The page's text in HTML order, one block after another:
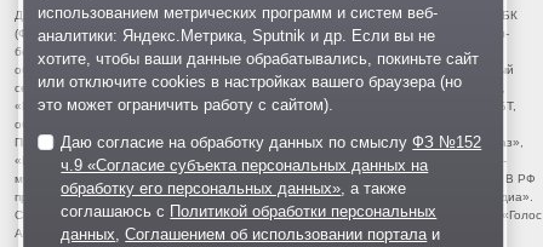
Для читателей: В России признаны экстремистскими и запрещены организации ФБК
(Фонд борьбы с коррупцией, признан иноагентом), Штабы Навального, «Национал-
большевистская партия», «Свидетели Иеговы», «Армия воли народа», «Русский
общенациональный союз», «Движение против нелегальной иммиграции», «Правый
сектор», УНА-УНСО, УПА, «Тризуб им. Степана Бандеры», «Мизантропик дивижн»,
«Меджлис крымскотатарского народа», движение «Артподготовка», движение ЛГБТ,
общероссийская политическая партия «Воля», АУЕ, батальоны «Азов» и «Айдар».
Признаны террористическими и запрещены: «Движение Талибан», «Имарат Кавказ»,
«Исламское государство» (ИГ, ИГИЛ), Джебхад-ан-Нусра, «АУМ Синрике», «Братья-
мусульмане», «Аль-Каида в странах исламского Магриба», «Сеть», «Колумбайн». В РФ
признана нежелательной деятельность «Открытой России», издания «Проект Медиа».
СМИ-иноагентами признаны: телеканал «Дождь», «Медуза», «Важные истории», «Голос
Америки», радио «Свобода», The Insider, «Медиазона», ОВД-инфо. Иноагентами
использованием метрических программ и систем веб-
аналитики: Яндекс.Метрика, Sputnik и др. Если вы не
хотите, чтобы ваши данные обрабатывались, покиньте сайт
или отключите cookies в настройках вашего браузера (но
это может ограничить работу с сайтом).
Даю согласие на обработку данных по смыслуФЗ №152
ч.9 «Согласие субъекта персональных данных на
обработку его персональных данных» , а также
соглашаюсь с Политикой обработки персональных
данных ,Соглашением об использовании портала и